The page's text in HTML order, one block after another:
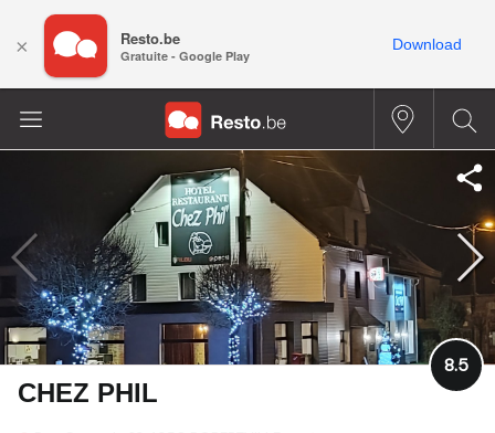
CHEZ PHIL
8.5
× Resto.be
Gratuite - Google Play
Download